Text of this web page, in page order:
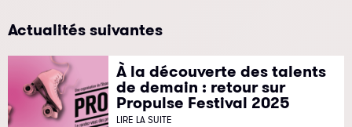
Actualités suivantes
À la découverte des talents
de demain : retour sur
Propulse Festival 2025
LIRE LA SUITE